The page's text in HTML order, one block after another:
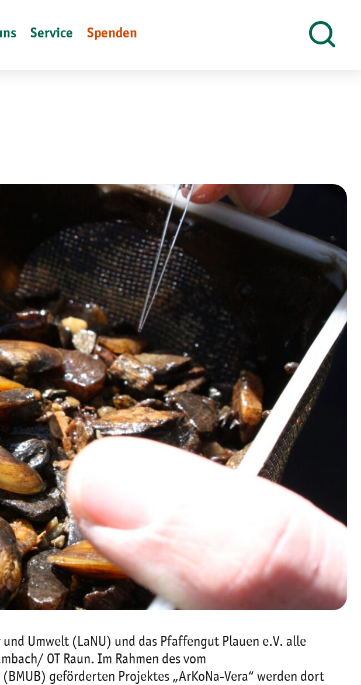
Service Spenden
Umwelt (LaNU) und das Pfaffengut Plauen e.V. alle
OT Raun. Im Rahmen des vom
geförderten Projektes „ArKoNa-Vera“ werden dort